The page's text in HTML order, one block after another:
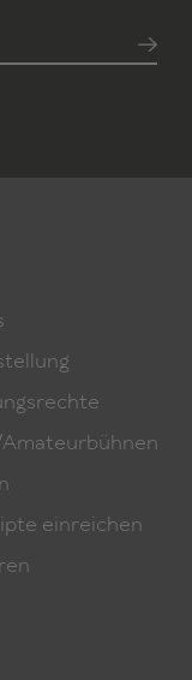
einreichen